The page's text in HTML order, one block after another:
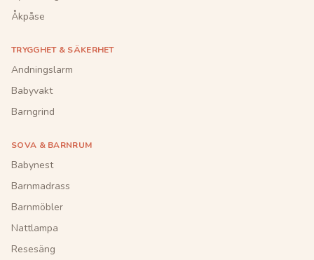
Åkpåse
TRYGGHET & SÄKERHET
Andningslarm
Babyvakt
Barngrind
SOVA & BARNRUM
Babynest
Barnmadrass
Barnmöbler
Nattlampa
Resesäng